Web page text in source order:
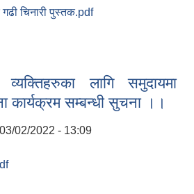
चिनारी पुस्तक.pdf
लागि समुदायमा
कार्यक्रम सम्बन्धी सुचना ।।
02/2022 - 13:09